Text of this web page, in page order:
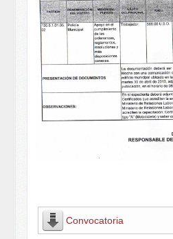
Convocatoria